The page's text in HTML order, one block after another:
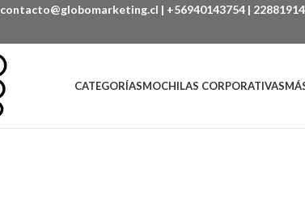
contacto@globomarketing.cl | +56940143754 |
CATEGORÍASMOCHILAS CORPORATIVAS